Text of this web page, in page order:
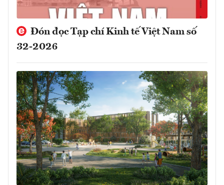
Đón đọc Tạp chí Kinh tế Việt Nam số
32-2026